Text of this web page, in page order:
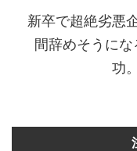
新卒で超絶劣悪
間辞めそうに
功